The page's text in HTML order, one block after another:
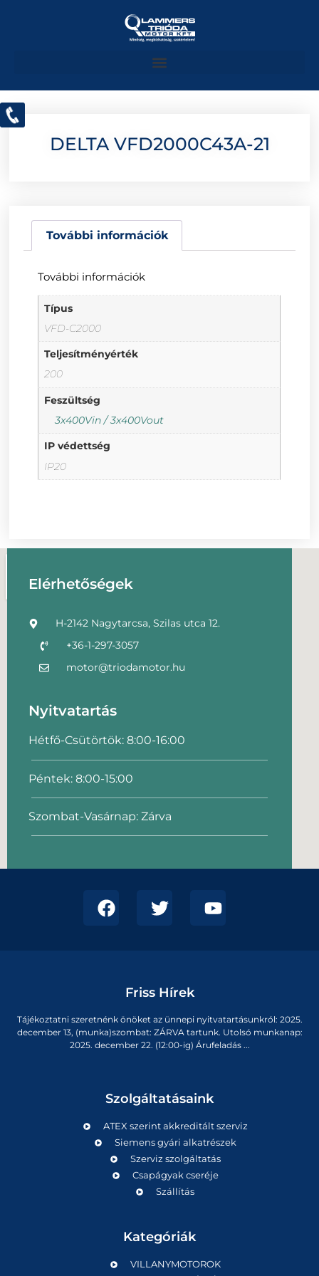
DELTA VFD2000C43A-21
További információk
További információk
Típus
VFD-C2000
Teljesítményérték
200
Feszültség
3x400Vin / 3x400Vout
IP védettség
IP20
Elérhetőségek
H-2142 Nagytarcsa, Szilas utca 12.
+36-1-297-3057
motor@triodamotor.hu
Nyitvatartás
Hétfő-Csütörtök: 8:00-16:00
Péntek: 8:00-15:00
Szombat-Vasárnap: Zárva
Friss Hírek
Tájékoztatni szeretnénk önöket az ünnepi nyitvatartásunkról: 2025.
december 13, (munka)szombat: ZÁRVA tartunk. Utolsó munkanap:
2025. december 22. (12:00-ig) Árufeladás ...
Szolgáltatásaink
ATEX szerint akkreditált szerviz
Siemens gyári alkatrészek
Szerviz szolgáltatás
Csapágyak cseréje
Szállítás
Kategóriák
VILLANYMOTOROK